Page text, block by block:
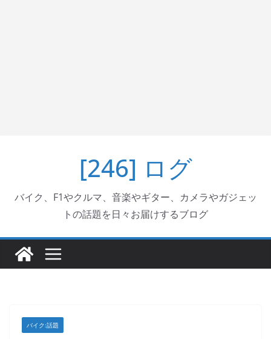
[246] ログ
バイク、F1やクルマ、音楽やギター、カメラやガジェッ
トの話題を日々お届けするブログ
バイク:話題